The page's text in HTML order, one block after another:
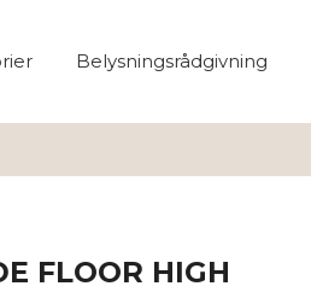
Belysningsrådgivning
FLOOR HIGH